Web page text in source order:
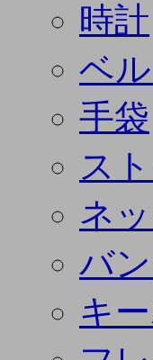
時計
ベル
手袋
ス
ネ
バ
キ